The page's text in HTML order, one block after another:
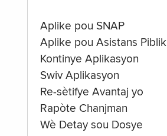
Aplike pou SNAP
Aplike pou Asistans Piblik
Kontinye Aplikasyon
Swiv Aplikasyon
Re-sètifye Avantaj yo
Rapòte Chanjman
Wè Detay sou Dosye